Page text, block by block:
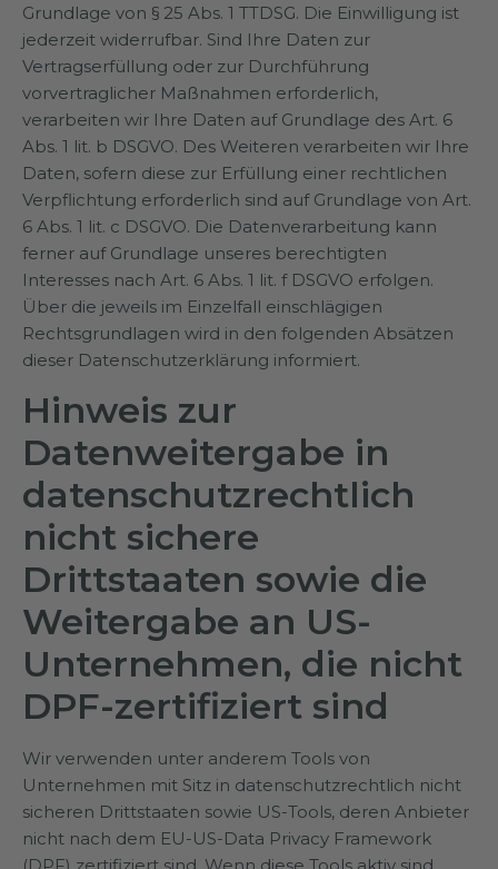
Grundlage von § 25 Abs. 1 TTDSG. Die Einwilligung ist
jederzeit widerrufbar. Sind Ihre Daten zur
Vertragserfüllung oder zur Durchführung
vorvertraglicher Maßnahmen erforderlich,
verarbeiten wir Ihre Daten auf Grundlage des Art. 6
Abs. 1 lit. b DSGVO. Des Weiteren verarbeiten wir Ihre
Daten, sofern diese zur Erfüllung einer rechtlichen
Verpflichtung erforderlich sind auf Grundlage von Art.
6 Abs. 1 lit. c DSGVO. Die Datenverarbeitung kann
ferner auf Grundlage unseres berechtigten
Interesses nach Art. 6 Abs. 1 lit. f DSGVO erfolgen.
Über die jeweils im Einzelfall einschlägigen
Rechtsgrundlagen wird in den folgenden Absätzen
dieser Datenschutzerklärung informiert.
Hinweis zur
Datenweitergabe in
datenschutzrechtlich
nicht sichere
Drittstaaten sowie die
Weitergabe an US-
Unternehmen, die nicht
DPF-zertifiziert sind
Wir verwenden unter anderem Tools von
Unternehmen mit Sitz in datenschutzrechtlich nicht
sicheren Drittstaaten sowie US-Tools, deren Anbieter
nicht nach dem EU-US-Data Privacy Framework